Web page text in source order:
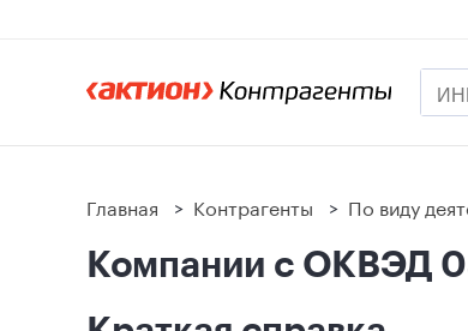
Главная > Контрагенты > По виду
Компании с ОКВЭД